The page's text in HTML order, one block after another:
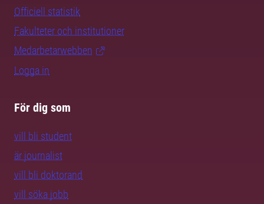
Officiell statistik
Fakulteter och institutioner
Medarbetarwebben
Logga in
För dig som
vill bli student
är journalist
vill bli doktorand
vill söka jobb